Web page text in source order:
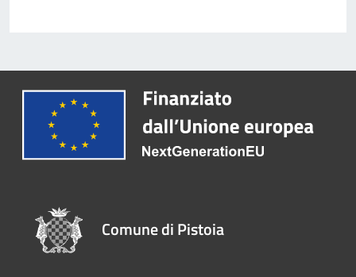
Comune di Pistoia